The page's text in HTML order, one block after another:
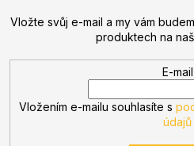
Vložte svůj e-mail a my vám
produktech na
E-mail
Vložením e-mailu souhlasíte s
údajů